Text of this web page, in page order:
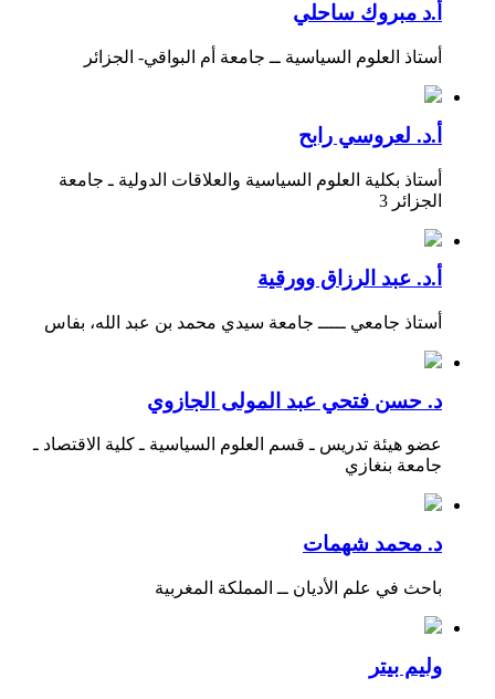
أ.د مبروك ساحلي
أستاذ العلوم السياسية ــ جامعة أم البواقي- الجزائر
أ.د. لعروسي رابح
أستاذ بكلية العلوم السياسية والعلاقات الدولية ـ جامعة
الجزائر 3
أ.د. عبد الرزاق وورقية
أستاذ جامعي ـــــ جامعة سيدي محمد بن عبد الله، بفاس
د. حسن فتحي عبد المولى الجازوي
عضو هيئة تدريس ـ قسم العلوم السياسية ـ كلية الاقتصاد ـ
جامعة بنغازي
د. محمد شهمات
باحث في علم الأديان ــ المملكة المغربية
وليم بيتر